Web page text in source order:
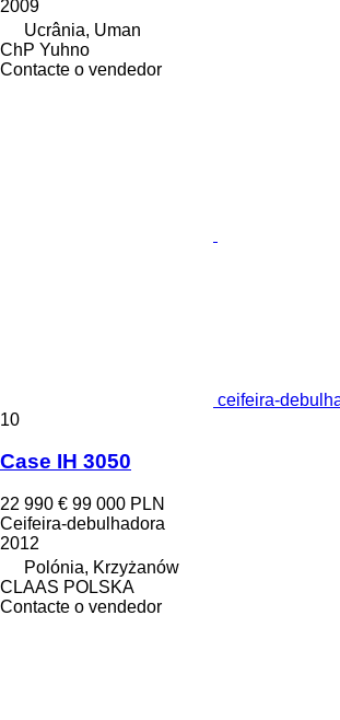
2009
Ucrânia, Uman
ChP Yuhno
Contacte o vendedor
ceifeira-
10
Case IH 3050
22 990 € 99 000 PLN
Ceifeira-debulhadora
2012
Polónia, Krzyżanów
CLAAS POLSKA
Contacte o vendedor